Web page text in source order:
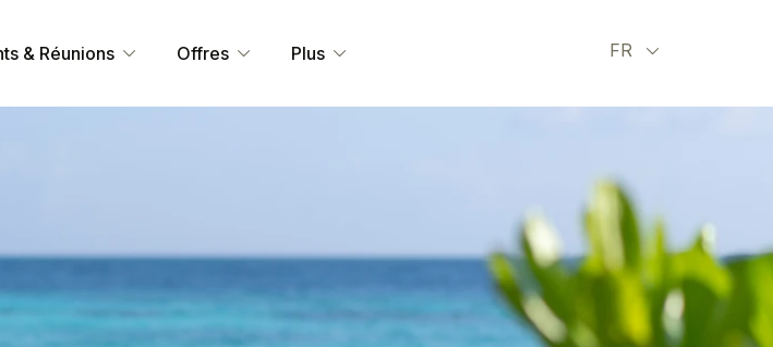
& Réunions Offres Plus FR